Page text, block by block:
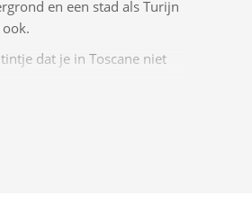
en een stad als Turijn
dat je in Toscane niet